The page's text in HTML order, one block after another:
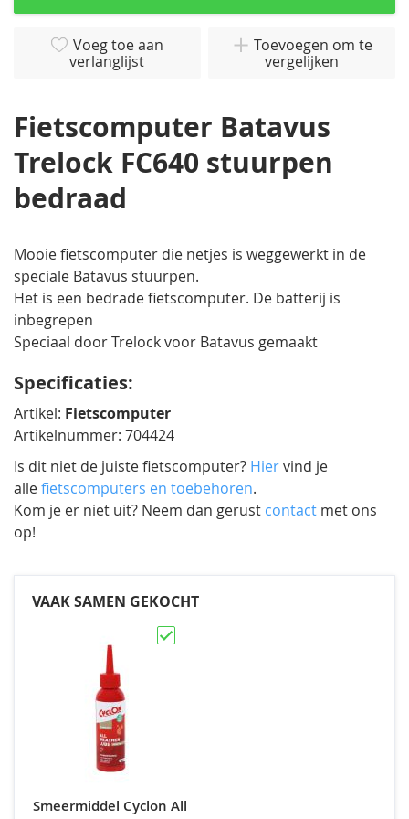
Voeg toe aan
verlanglijst
Toevoegen om te
vergelijken
Fietscomputer Batavus
Trelock FC640 stuurpen
bedraad
Mooie fietscomputer die netjes is weggewerkt in de
speciale Batavus stuurpen.
Het is een bedrade fietscomputer. De batterij is
inbegrepen
Speciaal door Trelock voor Batavus gemaakt
Specificaties:
Artikel: Fietscomputer
Artikelnummer: 704424
Is dit niet de juiste fietscomputer? Hiervind je
allefietscomputers en toebehoren.
Kom je er niet uit? Neem dan gerust contact met ons
op!
VAAK SAMEN GEKOCHT
Smeermiddel Cyclon All